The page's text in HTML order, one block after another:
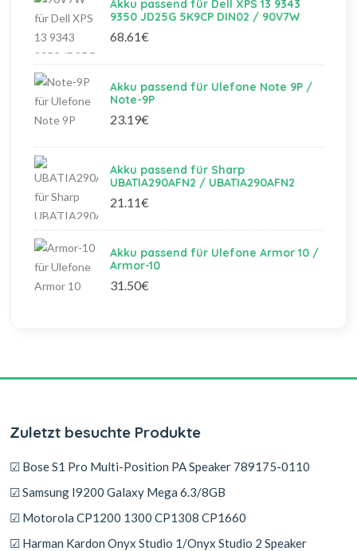
Akku passend für Dell XPS 13 9343
9350 JD25G 5K9CP DIN02 / 90V7W
68.61€
Akku passend für Ulefone Note 9P /
Note-9P
23.19€
Akku passend für Sharp
UBATIA290AFN2 / UBATIA290AFN2
21.11€
Akku passend für Ulefone Armor 10 /
Armor-10
31.50€
Zuletzt besuchte Produkte
☑ Bose S1 Pro Multi-Position PA Speaker 789175-0110
☑ Samsung I9200 Galaxy Mega 6.3/8GB
☑ Motorola CP1200 1300 CP1308 CP1660
☑ Harman Kardon Onyx Studio 1/Onyx Studio 2 Speaker